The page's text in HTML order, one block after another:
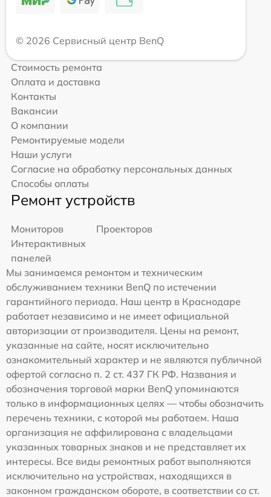
© 2026 Сервисный центр BenQ
Стоимость ремонта
Оплата и доставка
Контакты
Вакансии
О компании
Ремонтируемые модели
Наши услуги
Согласие на обработку персональных данных
Способы оплаты
Ремонт устройств
Мониторов
Проекторов
Интерактивных
панелей
Мы занимаемся ремонтом и техническим
обслуживанием техники BenQ по истечении
гарантийного периода. Наш центр в Краснодаре
работает независимо и не имеет официальной
авторизации от производителя. Цены на ремонт,
указанные на сайте, носят исключительно
ознакомительный характер и не являются публичной
офертой согласно п. 2 ст. 437 ГК РФ. Названия и
обозначения торговой марки BenQ упоминаются
только в информационных целях — чтобы обозначить
перечень техники, с которой мы работаем. Наша
организация не аффилирована с владельцами
указанных товарных знаков и не представляет их
интересы. Все виды ремонтных работ выполняются
исключительно на устройствах, находящихся в
законном гражданском обороте, в соответствии со ст.